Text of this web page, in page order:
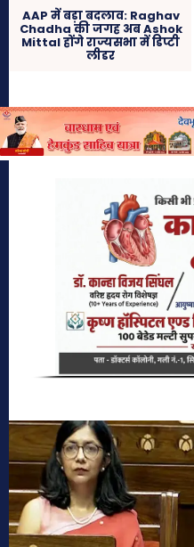
AAP में बड़ा बदलाव: Raghav
Chadha की जगह अब Ashok
Mittal होंगे राज्यसभा में डिप्टी
लीडर